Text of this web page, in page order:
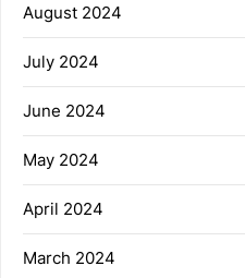
August 2024
July 2024
June 2024
May 2024
April 2024
March 2024